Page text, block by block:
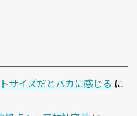
サイズだとバカに感じる に